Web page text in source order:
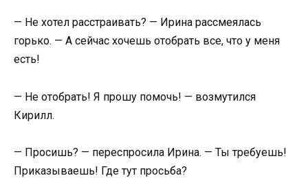
— Не хотел расстраивать? — Ирина рассмеялась
горько. — А сейчас хочешь отобрать все, что у меня
есть!
— Не отобрать! Я прошу помочь! — возмутился
Кирилл.
— Просишь? — переспросила Ирина. — Ты требуешь!
Приказываешь! Где тут просьба?